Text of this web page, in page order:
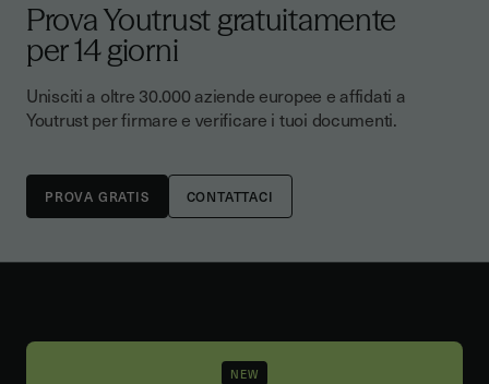
Prova Youtrust gratuitamente
per 14 giorni
Unisciti a oltre 30.000 aziende europee e affidati a
Youtrust per firmare e verificare i tuoi documenti.
CONTATTACI
NEW